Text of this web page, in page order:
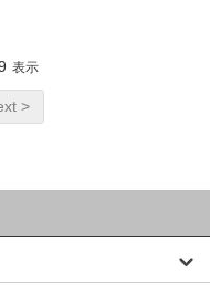
表示
>